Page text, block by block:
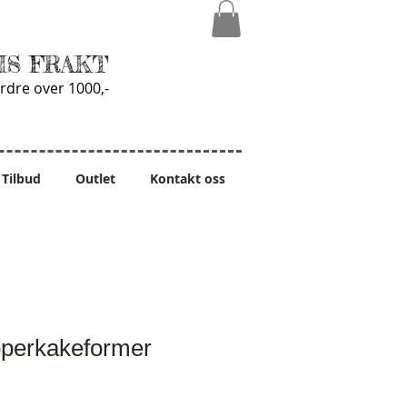
FRAKT
over 1000,-
Tilbud Outlet Kontakt oss